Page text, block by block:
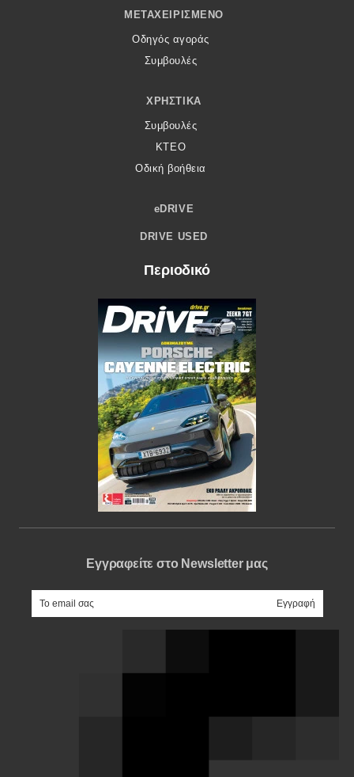
ΜΕΤΑΧΕΙΡΙΣΜΈΝΟ
Οδηγός αγοράς
Συμβουλές
ΧΡΗΣΤΙΚΆ
Συμβουλές
ΚΤΕΟ
Οδική βοήθεια
eDRIVE
DRIVE USED
Περιοδικό
Εγγραφείτε στο Newsletter μας
e-mail